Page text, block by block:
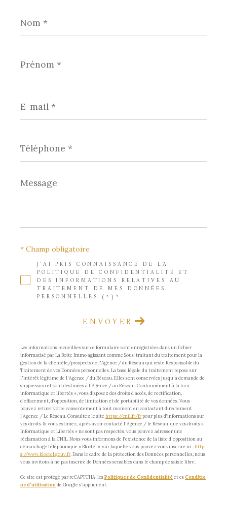
*
*
mail
*
*
Message
*
J'AI PRIS CONNAISSANCE DE LA
POLITIQUE DE CONFIDENTIALITÉ ET
DES INFORMATIONS RELATIVES AU
TRAITEMENT DE MES DONNÉES
PERSONNELLES (*)*
* Champ obligatoire
ENVOYER
Les informations recueillies sur ce formulaire sont enregistrées dans un fichier
informatisé par La Boite Immo agissant comme Sous-traitant du traitement pour la
gestion de la clientèle/prospects de l'Agence / du Réseau qui reste Responsable du
Traitement de vos Données personnelles. La base légale du traitement repose sur
l'intérêt légitime de l'Agence / du Réseau. Elles sont conservées jusqu'à demande de
suppression et sont destinées à l'Agence / au Réseau. Conformément à la loi «
informatique et libertés », vous disposez des droits d’accès, de rectification,
d’effacement, d’opposition, de limitation et de portabilité de vos données. Vous
pouvez retirer votre consentement à tout moment en contactant directement
l’Agence / Le Réseau. Consultez le site https://cnil.fr/frpour plus d’informations sur
vos droits. Si vous estimez, après avoir contacté l'Agence / le Réseau, que vos droits «
Informatique et Libertés » ne sont pas respectés, vous pouvez adresser une
réclamation à la CNIL. Nous vous informons de l’existence de la liste d'opposition au
démarchage téléphonique « Bloctel », sur laquelle vous pouvez vous inscrire ici :http
s://www.bloctel.gouv.fr . Dans le cadre de la protection des Données personnelles, nous
vous invitons à ne pas inscrire de Données sensibles dans le champ de saisie libre.
Ce site est protégé par reCAPTCHA, lesPolitiques de Confidentialitéet esConditio
ns d'utilisation de Google s'appliquent.